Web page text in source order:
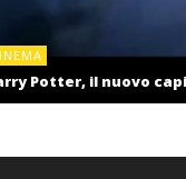
Potter, il nuovo